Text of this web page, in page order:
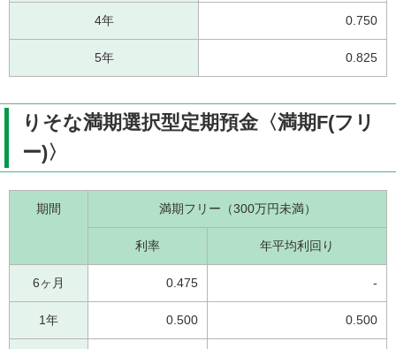
4年 0.750
5年 0.825
りそな満期選択型定期預金〈満期F(フリ
ー)〉
期間 満期フリー（300万円未満）
利率 年平均利回り
6ヶ月 0.475 -
1年 0.500 0.500